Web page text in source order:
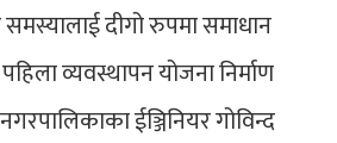
समस्यालाई दीगो रुपमा समाधान
व्यवस्थापन योजना निर्माण
ईञ्जिनियर गोविन्द